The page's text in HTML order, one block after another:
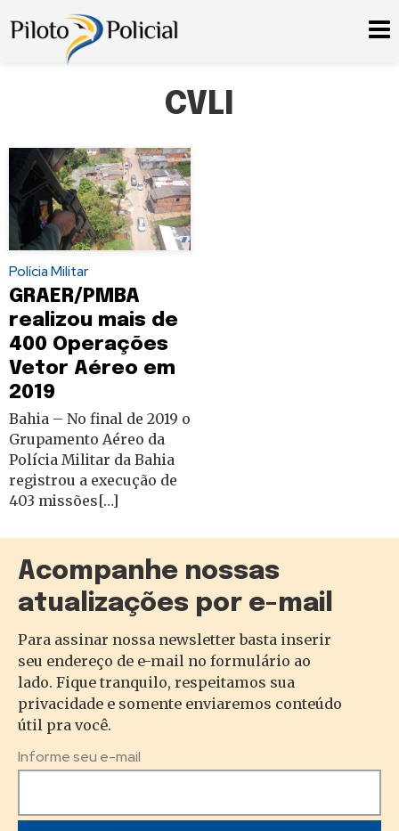
CVLI
Polícia Militar
GRAER/PMBA
realizou mais de
400 Operações
Vetor Aéreo em
2019
Bahia – No final de 2019 o
Grupamento Aéreo da
Polícia Militar da Bahia
registrou a execução de
403 missões[…]
Acompanhe nossas
atualizações por e-mail
Para assinar nossa newsletter basta inserir
seu endereço de e-mail no formulário ao
lado. Fique tranquilo, respeitamos sua
privacidade e somente enviaremos conteúdo
útil pra você.
Informe seu e-mail